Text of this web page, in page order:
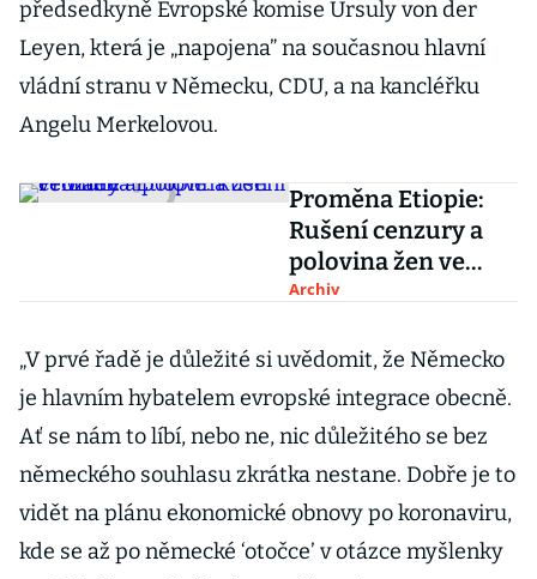
předsedkyně Evropské komise Ursuly von der
Leyen, která je „napojena” na současnou hlavní
vládní stranu v Německu, CDU, a na kancléřku
Angelu Merkelovou.
Proměna Etiopie:
Rušení cenzury a
polovina žen ve
vládě
Archiv
„V prvé řadě je důležité si uvědomit, že Německo
je hlavním hybatelem evropské integrace obecně.
Ať se nám to líbí, nebo ne, nic důležitého se bez
německého souhlasu zkrátka nestane. Dobře je to
vidět na plánu ekonomické obnovy po koronaviru,
kde se až po německé ‘otočce’ v otázce myšlenky